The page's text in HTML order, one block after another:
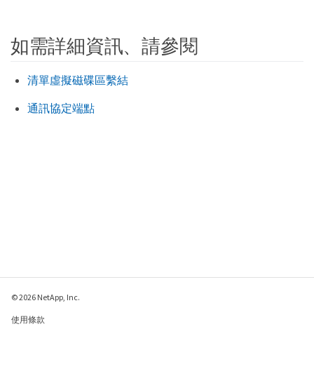
如需詳細資訊、請參閱
清單虛擬磁碟區繫結
通訊協定端點
© 2026 NetApp, Inc.
使用條款